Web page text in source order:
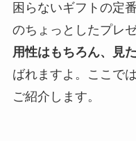
困らないギフトの定
のちょっとしたプレ
用性はもちろん、見
ばれますよ。ここで
ご紹介します。